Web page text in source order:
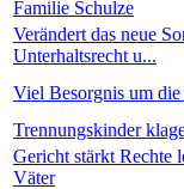
Familie Schulze
Verändert das neue
Unterhaltsrecht u...
Viel Besorgnis um die
Trennungskinder
Gericht stärkt Rechte
Väter